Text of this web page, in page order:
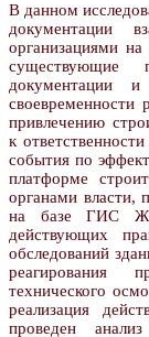
В данном
документации
организациями
существующие
документации
своевременности
привлечению
к
события по
платформе
органами власти,
на базе ГИС
действующих
обследований
реагирования
технического
реализация
проведен